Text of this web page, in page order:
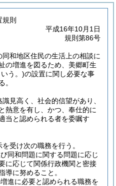
則
平成16年10月1日
規則第86号
同和地区住民の生活上の相談に
の増進を図るため、美郷町生
う。)の設置に関し必要な事
。
見高く、社会的信望があり、
熱意を有し、かつ、奉仕的に
当と認められる者を委嘱す
受け次の職務を行う。
同和問題に関する問題に応じ
に応じて関係行政機関と密接
導に努めること。
進に必要と認められる職務を